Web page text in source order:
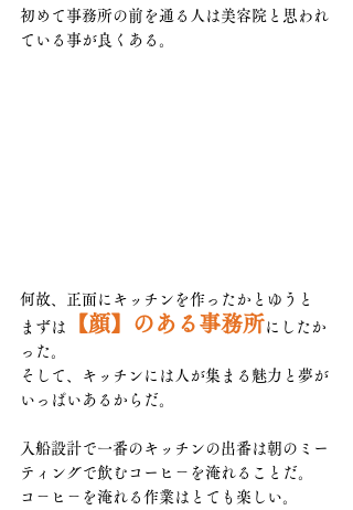
初めて事務所の前を通る人は美容院と思われ
ている事が良くある。
何故、正面にキッチンを作ったかとゆうと
まずは
【顔】のある事務所にしたか
った。
そして、キッチンには人が集まる魅力と夢が
いっぱいあるからだ。
入船設計で一番のキッチンの出番は朝のミー
ティングで飲むコーヒ－を淹れることだ。
コ－ヒ－を淹れる作業はとても楽しい。